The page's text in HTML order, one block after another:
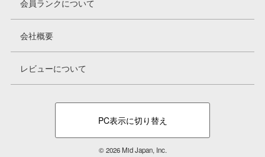
会員ランクについて
会社概要
レビューについて
PC表示に切り替え
© 2026 Mid Japan, Inc.